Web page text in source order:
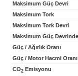
Maksimum Güç Devri
Maksimum Tork
Maksimum Tork Devri
Maksimum Güç
Güç / Ağırlık Oranı
Güç / Motor Hacmi Oranı
CO2 Emisyonu